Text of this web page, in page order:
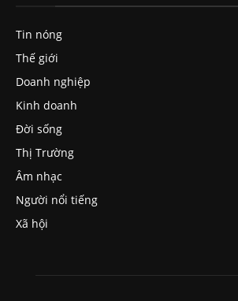
Tin nóng
Thế giới
Doanh nghiệp
Kinh doanh
Đời sống
Thị Trường
Âm nhạc
Người nổi tiếng
Xã hội